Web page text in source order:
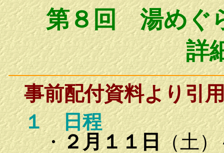
第８回 湯めぐ
詳
事前配付資料より引
１日程
・２月１１日（土）